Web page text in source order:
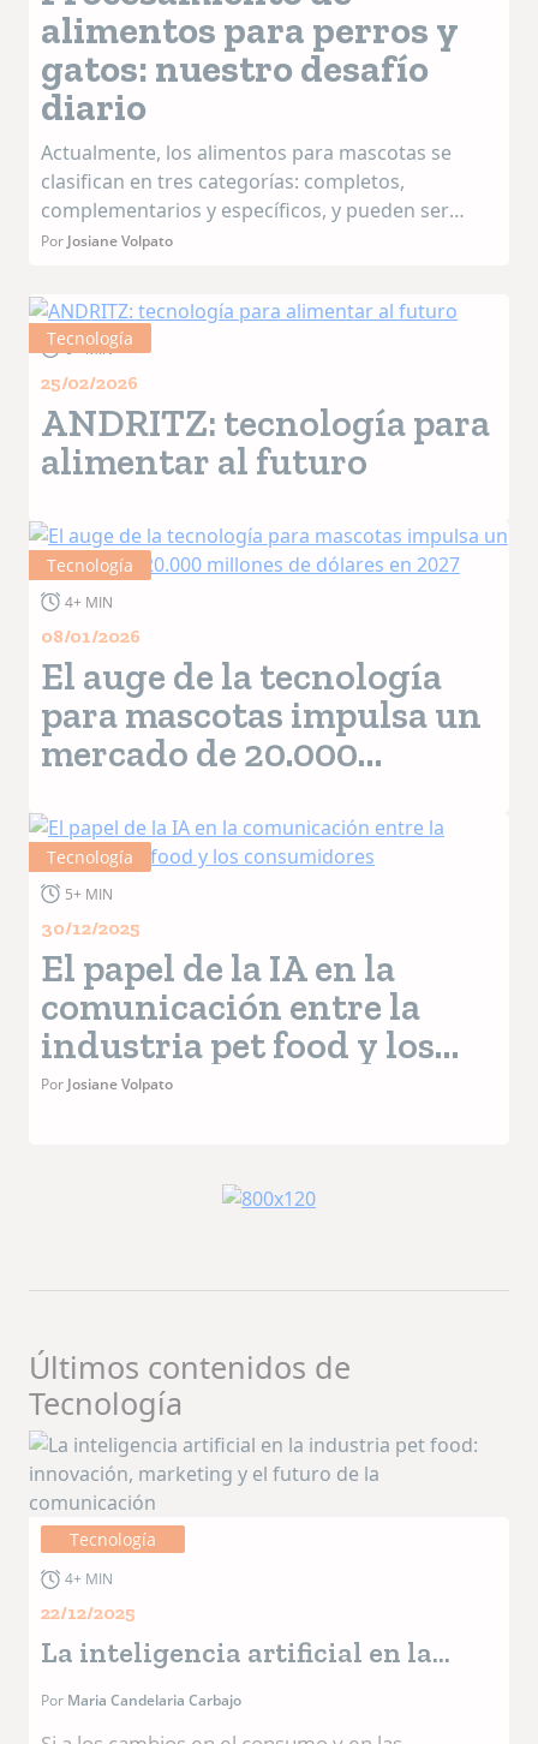
alimentos para perros y
gatos: nuestro desafío
diario
Actualmente, los alimentos para mascotas se
clasifican en tres categorías: completos,
complementarios y específicos, y pueden ser
secos o húmedos. Dentro de cada una de ellas,
satisfacer las necesid...
Por Josiane Volpato
Tecnología
6+ MIN
25/02/2026
ANDRITZ: tecnología para
alimentar al futuro
Tecnología
4+ MIN
08/01/2026
El auge de la tecnología
para mascotas impulsa un
mercado de 20.000
2027
Tecnología
5+ MIN
30/12/2025
El papel de la IA en la
comunicación entre la
industria pet food y los
consumidores
Por Josiane Volpato
Últimos contenidos de
Tecnología
Tecnología
4+ MIN
22/12/2025
La inteligencia artificial en la
industria pet food: innovación,
marketing y el futuro de la
Por Maria Candelaria Carbajo